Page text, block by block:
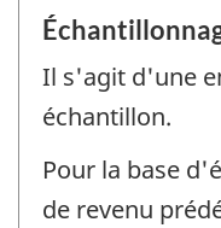
Il s'agit d'une
échantillon.
Pour la base
de revenu